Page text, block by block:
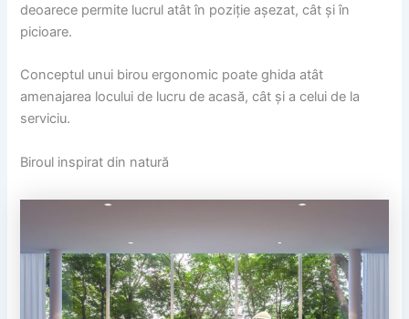
deoarece permite lucrul atât în poziție așezat, cât și în
picioare.
Conceptul unui birou ergonomic poate ghida atât
amenajarea locului de lucru de acasă, cât și a celui de la
serviciu.
Biroul inspirat din natură